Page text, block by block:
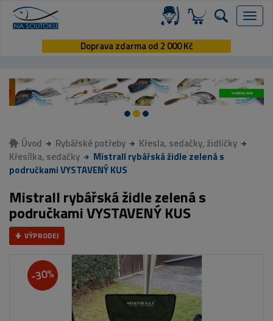
Menu
Doprava zdarma od 2 000 Kč
Úvod Rybářské potřeby
Křesla, sedačky, židličky
Křesílka, sedačky
Mistrall rybářská židle zelená s
područkami VYSTAVENÝ KUS
Mistrall rybářská židle zelená s
područkami VYSTAVENÝ KUS
VÝPRODEJ
-30%